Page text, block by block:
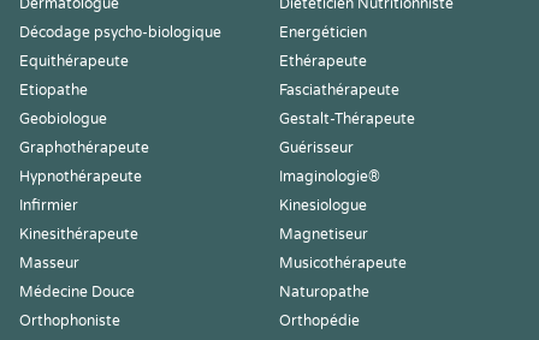
Dermatologue
Diététicien Nutritionniste
Décodage psycho-biologique
Energéticien
Equithérapeute
Ethérapeute
Etiopathe
Fasciathérapeute
Geobiologue
Gestalt-Thérapeute
Graphothérapeute
Guérisseur
Hypnothérapeute
Imaginologie®
Infirmier
Kinesiologue
Kinesithérapeute
Magnetiseur
Masseur
Musicothérapeute
Médecine Douce
Naturopathe
Orthophoniste
Orthopédie